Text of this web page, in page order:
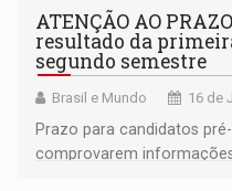
ATENÇÃO AO
resultado da
segundo semestre
Brasil e Mundo 16 de
Prazo para candidatos
comprovarem